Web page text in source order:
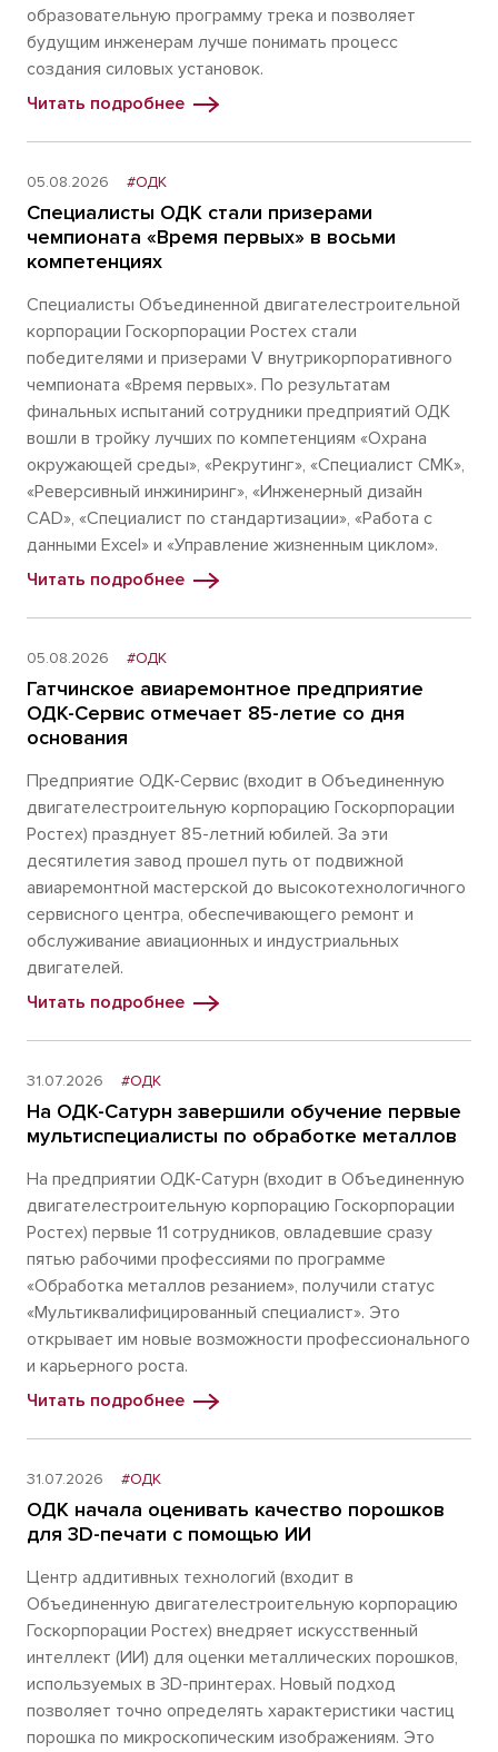
образовательную программу трека и позволяет
будущим инженерам лучше понимать процесс
создания силовых установок.
Читать подробнее
05.08.2026 #ОДК
Специалисты ОДК стали призерами
чемпионата «Время первых» в восьми
компетенциях
Специалисты Объединенной двигателестроительной
корпорации Госкорпорации Ростех стали
победителями и призерами V внутрикорпоративного
чемпионата «Время первых». По результатам
финальных испытаний сотрудники предприятий ОДК
вошли в тройку лучших по компетенциям «Охрана
окружающей среды», «Рекрутинг», «Специалист СМК»,
«Реверсивный инжиниринг», «Инженерный дизайн
CAD», «Специалист по стандартизации», «Работа с
данными Excel» и «Управление жизненным циклом».
Читать подробнее
05.08.2026 #ОДК
Гатчинское авиаремонтное предприятие
ОДК-Сервис отмечает 85-летие со дня
основания
Предприятие ОДК-Сервис (входит в Объединенную
двигателестроительную корпорацию Госкорпорации
Ростех) празднует 85-летний юбилей. За эти
десятилетия завод прошел путь от подвижной
авиаремонтной мастерской до высокотехнологичного
сервисного центра, обеспечивающего ремонт и
обслуживание авиационных и индустриальных
двигателей.
Читать подробнее
31.07.2026 #ОДК
На ОДК-Сатурн завершили обучение первые
мультиспециалисты по обработке металлов
На предприятии ОДК-Сатурн (входит в Объединенную
двигателестроительную корпорацию Госкорпорации
Ростех) первые 11 сотрудников, овладевшие сразу
пятью рабочими профессиями по программе
«Обработка металлов резанием», получили статус
«Мультиквалифицированный специалист». Это
открывает им новые возможности профессионального
и карьерного роста.
Читать подробнее
31.07.2026 #ОДК
ОДК начала оценивать качество порошков
для 3D-печати с помощью ИИ
Центр аддитивных технологий (входит в
Объединенную двигателестроительную корпорацию
Госкорпорации Ростех) внедряет искусственный
интеллект (ИИ) для оценки металлических порошков,
используемых в 3D-принтерах. Новый подход
позволяет точно определять характеристики частиц
порошка по микроскопическим изображениям. Это